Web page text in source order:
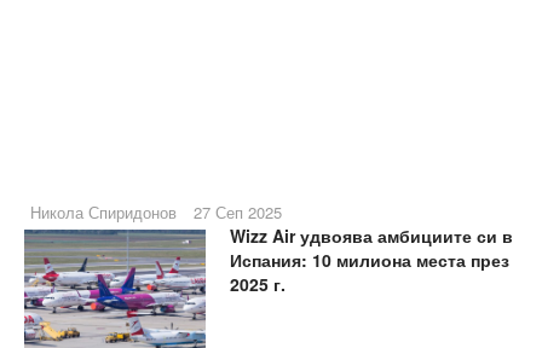
Никола Спиридонов 27 Сеп 2025
Wizz Air удвоява амбициите си в
Испания: 10 милиона места през
2025 г.